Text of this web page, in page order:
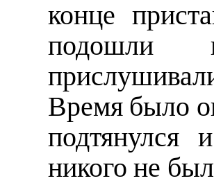
конце
подошли
Время было
подтянулся
никого не